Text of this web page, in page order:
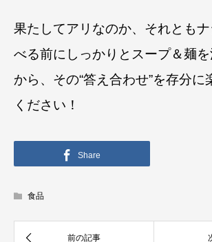
果たしてアリなのか、それとも
べる前にしっかりとスープ＆麺
から、その“答え合わせ”を存分に
ください！
Share
食品